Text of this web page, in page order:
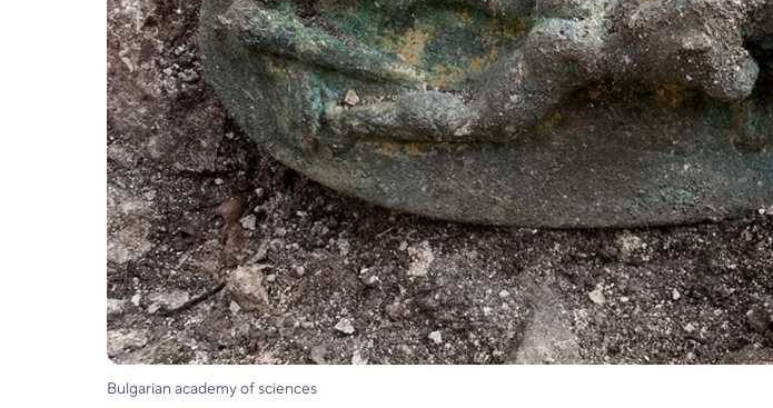
Bulgarian academy of sciences